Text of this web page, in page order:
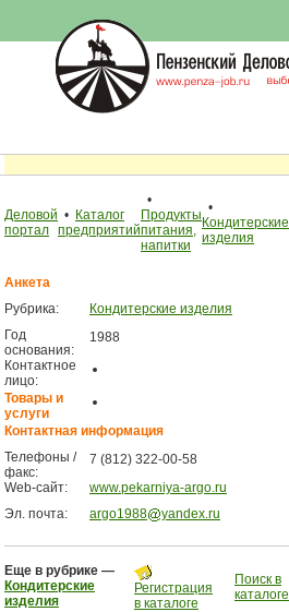
Деловой
портал
• Каталог
предприятий
•
Продукты
питания,
напитки
•
Кондитерские
изделия
Анкета
Рубрика:
Кондитерские изделия
Год
основания:
1988
Контактное
лицо:
Товары и
услуги
Контактная информация
Телефоны /
факс:
7 (812) 322-00-58
Web-сайт:
www.pekarniya-argo.ru
Эл. почта:
argo1988 yandex.ru
Еще в рубрике —
Кондитерские
изделия
Регистрация
в каталоге
Поиск в
каталоге